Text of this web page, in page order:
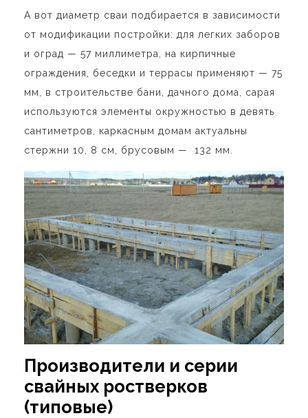
А вот диаметр сваи подбирается в зависимости
от модификации постройки: для легких заборов
и оград — 57 миллиметра, на кирпичные
ограждения, беседки и террасы применяют — 75
мм, в строительстве бани, дачного дома, сарая
используются элементы окружностью в девять
сантиметров, каркасным домам актуальны
стержни 10, 8 см, брусовым — 132 мм.
Производители и серии
свайных ростверков
(типовые)